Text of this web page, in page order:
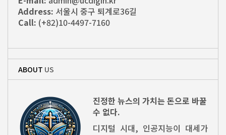
Address: 서울시 중구 퇴계로36길
Call: (+82)10-4497-7160
ABOUT US
진정한 뉴스의 가치는 돈으로 바꿀
수 없다.
디지털 시대, 인공지능이 대세가